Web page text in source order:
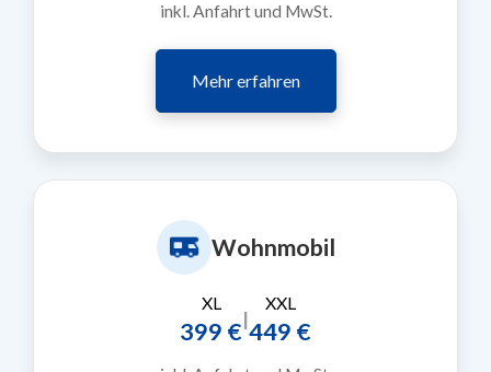
inkl. Anfahrt und MwSt.
Mehr erfahren
Wohnmobil
XL
399 €|
XXL
449 €